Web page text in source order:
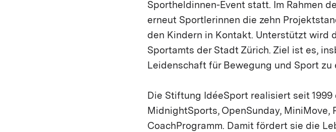
Sportheldinnen-Event statt. Im Rahmen
erneut Sportlerinnen die zehn
den Kindern in Kontakt. Unterstützt wird
Sportamts der Stadt Zürich. Ziel ist es,
Leidenschaft für Bewegung und Sport
Die Stiftung IdéeSport realisiert seit
MidnightSports, OpenSunday, MiniMove,
CoachProgramm. Damit fördert sie die